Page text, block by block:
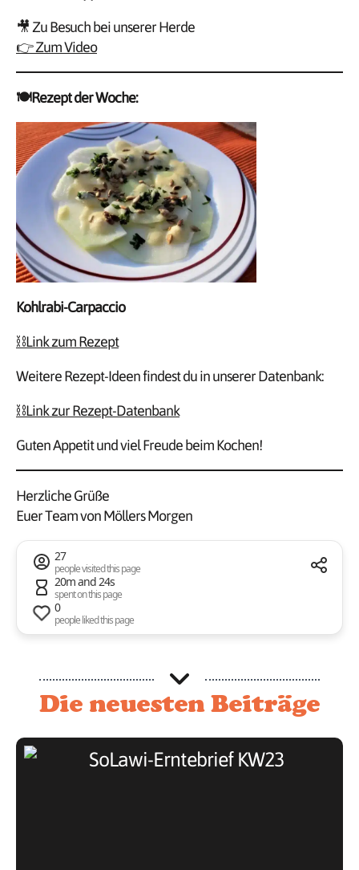
🎥 Zu Besuch bei unserer Herde
👉 Zum Video
🍽️Rezept der Woche:
Kohlrabi-Carpaccio
⛓️Link zum Rezept
Weitere Rezept-Ideen findest du in unserer Datenbank:
⛓️Link zur Rezept-Datenbank
Guten Appetit und viel Freude beim Kochen!
Herzliche Grüße
Euer Team von Möllers Morgen
27
people visited this page
20m and 24s
spent on this page
0
people liked this page
Die neuesten Beiträge